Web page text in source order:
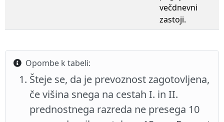
večdnevni
zastoji.
Opombe k tabeli:
Šteje se, da je prevoznost zagotovljena,
če višina snega na cestah I. in II.
prednostnega razreda ne presega 10